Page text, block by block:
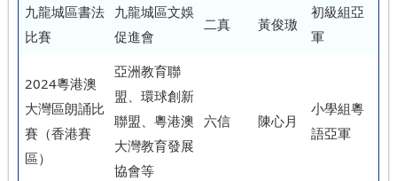
九龍城區書法
比賽
九龍城區文娛
促進會
二真 黃俊璈
初級組亞
軍
2024粵港澳
大灣區朗誦比
賽（香港賽
區）
亞洲教育聯
盟、環球創新
聯盟、粵港澳
大灣教育發展
協會等
六信 陳心月
小學組粵
語亞軍